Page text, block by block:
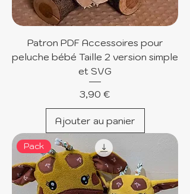
Patron PDF Accessoires pour
peluche bébé Taille 2 version simple
et SVG
Prix
3,90 €
Ajouter au panier
Pack